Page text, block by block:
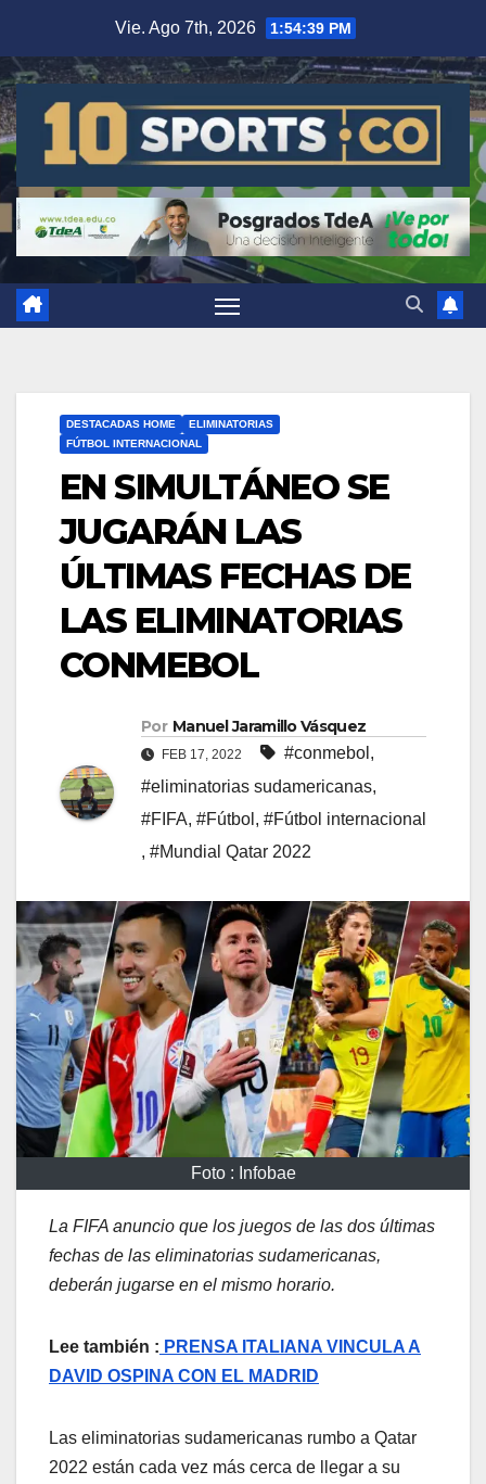
Vie. Ago 7th, 2026 1:54:40 PM
DESTACADAS HOME
ELIMINATORIAS
FÚTBOL INTERNACIONAL
EN SIMULTÁNEO SE
JUGARÁN LAS
ÚLTIMAS FECHAS DE
LAS ELIMINATORIAS
CONMEBOL
Por Manuel Jaramillo Vásquez
FEB 17, 2022 #conmebol ,
#eliminatorias sudamericanas,
#FIFA, #Fútbol , #Fútbol internacional
, #Mundial Qatar 2022
Foto : Infobae
La FIFA anuncio que los juegos de las dos últimas
fechas de las eliminatorias sudamericanas,
deberán jugarse en el mismo horario.
Lee también : PRENSA ITALIANA VINCULA A
DAVID OSPINA CON EL MADRID
Las eliminatorias sudamericanas rumbo a Qatar
2022 están cada vez más cerca de llegar a su